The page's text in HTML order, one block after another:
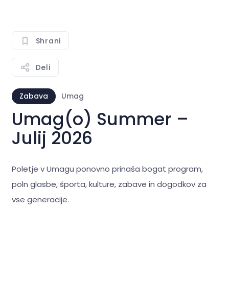
Shrani
Deli
Zabava Umag
Umag(o) Summer –
Julij 2026
Poletje v Umagu ponovno prinaša bogat program,
poln glasbe, športa, kulture, zabave in dogodkov za
vse generacije.